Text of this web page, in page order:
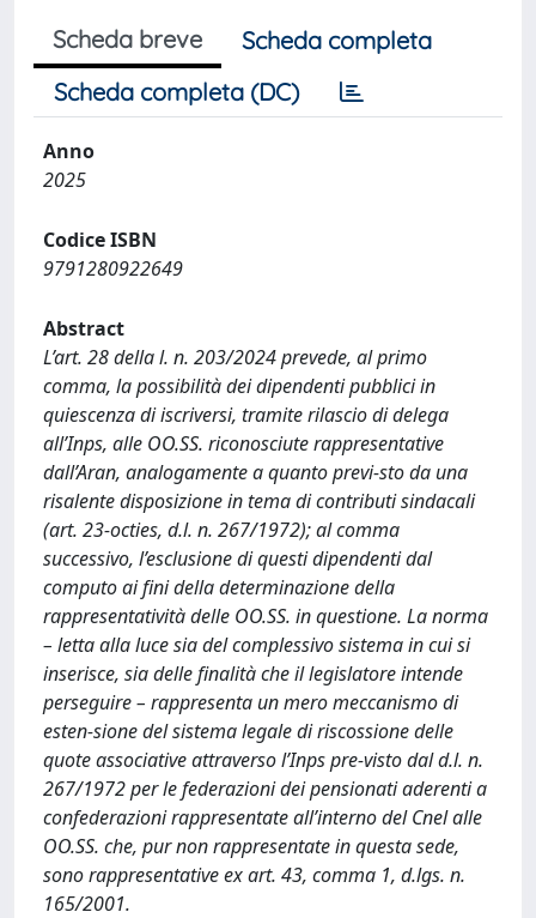
Scheda breve
Scheda completa
Scheda completa (DC)
Anno
2025
Codice ISBN
9791280922649
Abstract
L’art. 28 della l. n. 203/2024 prevede, al primo
comma, la possibilità dei dipendenti pubblici in
quiescenza di iscriversi, tramite rilascio di delega
all’Inps, alle OO.SS. riconosciute rappresentative
dall’Aran, analogamente a quanto previ-sto da una
risalente disposizione in tema di contributi sindacali
(art. 23-octies, d.l. n. 267/1972); al comma
successivo, l’esclusione di questi dipendenti dal
computo ai fini della determinazione della
rappresentatività delle OO.SS. in questione. La norma
– letta alla luce sia del complessivo sistema in cui si
inserisce, sia delle finalità che il legislatore intende
perseguire – rappresenta un mero meccanismo di
esten-sione del sistema legale di riscossione delle
quote associative attraverso l’Inps pre-visto dal d.l. n.
267/1972 per le federazioni dei pensionati aderenti a
confederazioni rappresentate all’interno del Cnel alle
OO.SS. che, pur non rappresentate in questa sede,
sono rappresentative ex art. 43, comma 1, d.lgs. n.
165/2001.